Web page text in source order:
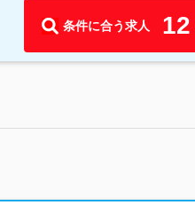
条件に合う求人 12